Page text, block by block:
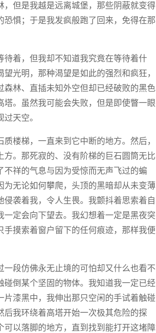
但是我越是远离城堡，那些阴蔽就变得
惧；于是我发疯般跑了回来，免得在那
着，但我却不知道我究竟在等待着什
光明，那种渴望是如此的强烈和疯狂，
林、直插未知外空但却已经破败的黑色
。虽然我可能会失败，但是即使瞥一眼
天空。
楼梯，一直来到它中断的地方。然后，
。那死寂的、没有阶梯的巨石圆筒无比
祥的气息与因为受惊而无声飞过的蝙
无论如何攀爬，头顶的黑暗却从未变薄
袭着我，令人生畏。我颤抖着思索着自
定会向下望去。我幻想着一定是黑夜突
摸索着窗户留下的任何痕迹，那样我便
段仿佛永无止境的可怕却又什么也看不
碰倒某个坚固的物体。我知道我一定已经
漆黑中，我伸出那只空闲的手试着触碰
我环绕着高塔开始一次极其危险的探
以落脚的地方，直到找到能打开这堵障